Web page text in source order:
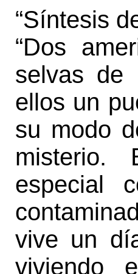
“Síntesis
“Dos
selvas de
ellos un
su modo
especial
vive un
viviendo